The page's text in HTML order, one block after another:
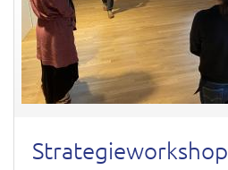
Strategieworkshop